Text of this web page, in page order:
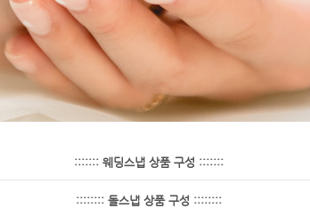
::::::: 웨딩스냅 상품 구성 :::::::
:::::::: 돌스냅 상품 구성 ::::::::